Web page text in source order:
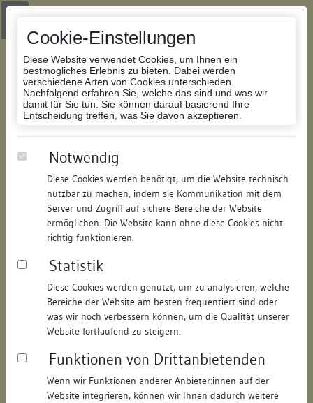
Cookie-Einstellungen
Diese Website verwendet Cookies, um Ihnen ein
bestmögliches Erlebnis zu bieten. Dabei werden
verschiedene Arten von Cookies unterschieden.
Nachfolgend erfahren Sie, welche das sind und was wir
damit für Sie tun. Sie können darauf basierend Ihre
Entscheidung treffen, was Sie davon akzeptieren.
Notwendig
Diese Cookies werden benötigt, um die Website technisch
nutzbar zu machen, indem sie Kommunikation mit dem
Server und Zugriff auf sichere Bereiche der Website
ermöglichen. Die Website kann ohne diese Cookies nicht
richtig funktionieren.
Statistik
Diese Cookies werden genutzt, um zu analysieren, welche
Bereiche der Website am besten frequentiert sind oder
was wir noch verbessern können, um die Qualität unserer
Website fortlaufend zu steigern.
Funktionen von Drittanbietenden
Wenn wir Funktionen anderer Anbieter:innen auf der
Website integrieren, können wir Ihnen dadurch weitere
Zur Navigation springen
Zum Inhalt der Website springen
Datenbank Bauforschung/Restaurierung
150260783215/Datum:25.10.2011
Datenbestand:
Bauforschung
Als PDF herunterladen:
Objektdaten
Straße: Salmannsweilergasse
Hausnummer: 11
Postleitzahl: 78426
Stadt-Teilort: Konstanz